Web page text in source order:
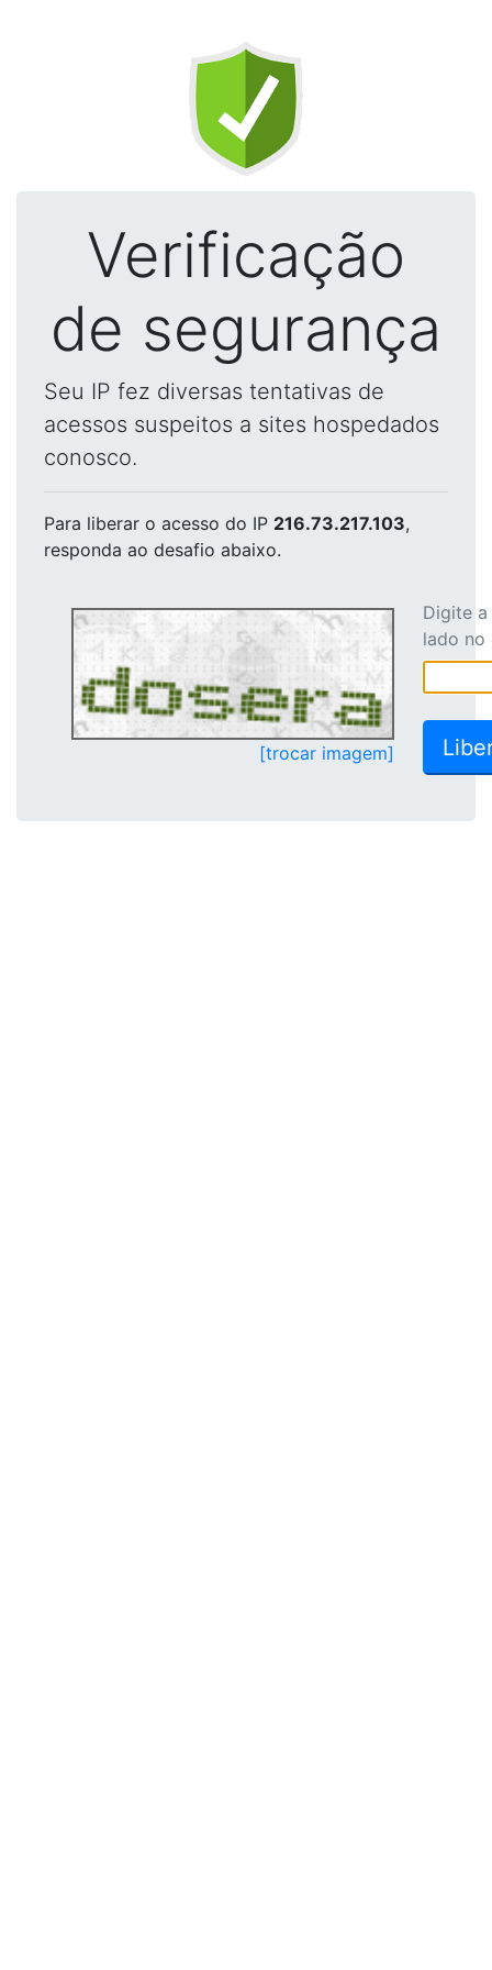
Verificação
de segurança
Seu IP fez diversas tentativas de
acessos suspeitos a sites hospedados
conosco.
Para liberar o acesso do IP 216.73.217.103,
responda ao desafio abaixo.
[trocar imagem]
Digite
lado no